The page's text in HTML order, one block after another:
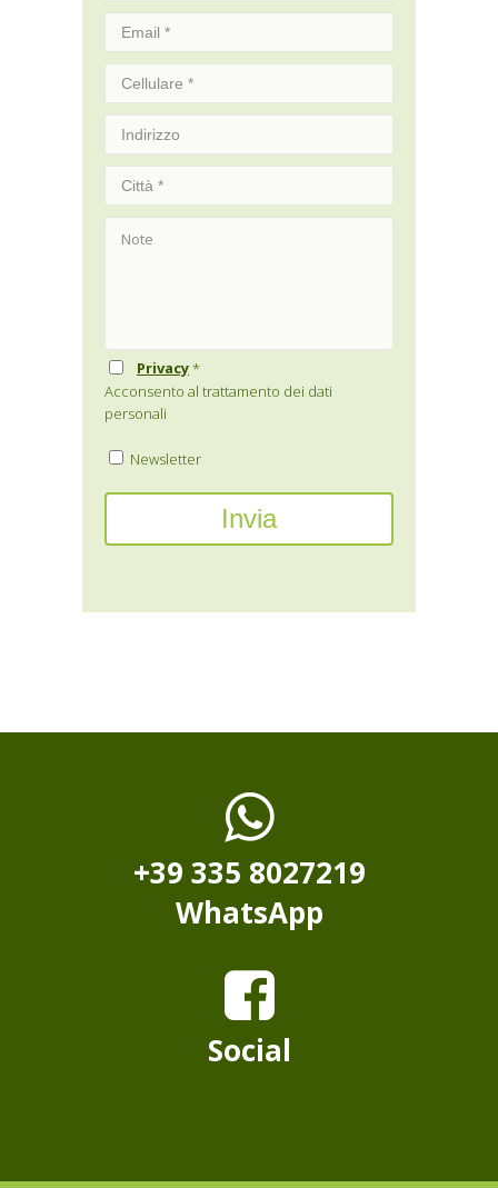
Privacy*
Acconsento al trattamento dei dati
personali
Newsletter
+39 335 8027219
WhatsApp
Social